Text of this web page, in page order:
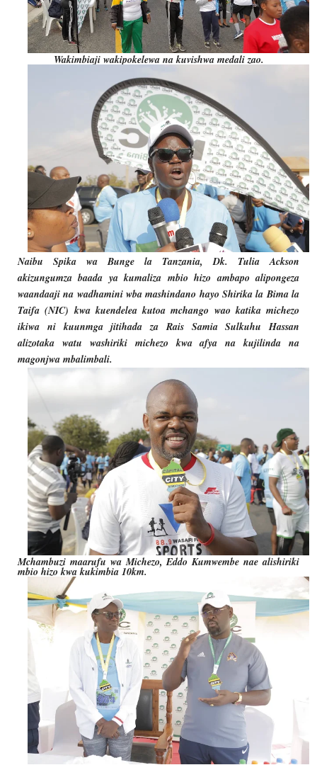
Wakimbiaji wakipokelewa na kuvishwa medali zao.
Naibu Spika wa Bunge la Tanzania, Dk. Tulia Ackson
akizungumza baada ya kumaliza mbio hizo ambapo alipongeza
waandaaji na wadhamini wba mashindano hayo Shirika la Bima la
Taifa (NIC) kwa kuendelea kutoa mchango wao katika michezo
ikiwa ni kuunmga jitihada za Rais Samia Sulkuhu Hassan
alizotaka watu washiriki michezo kwa afya na kujilinda na
magonjwa mbalimbali.
Mchambuzi maarufu wa Michezo, Eddo Kumwembe nae alishiriki
mbio hizo kwa kukimbia 10km.